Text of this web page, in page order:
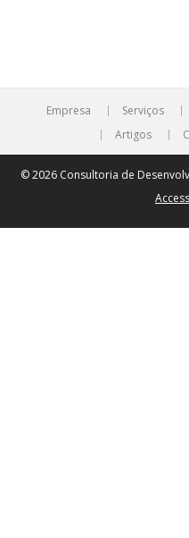
Empresa Serviços
Artigos
© 2026 Consultoria de